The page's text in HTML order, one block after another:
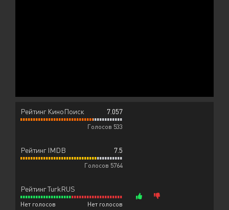
Рейтинг КиноПоиск 7.057
Голосов 533
Рейтинг IMDB 7.5
Голосов 5764
Рейтинг TurkRUS
Нет голосов Нет голосов